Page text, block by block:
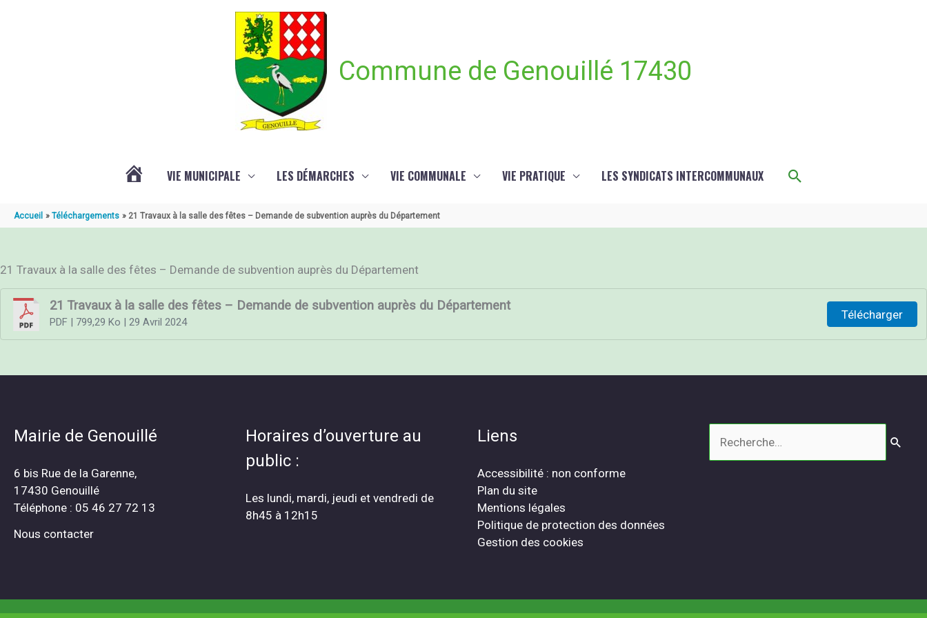
Commune de Genouillé 17430
GENOUILLÉ
VIE MUNICIPALE LES DÉMARCHES VIE COMMUNALE VIE PRATIQUE LES SYNDICATS INTERCOMMUNAUX Rechercher
Accueil Téléchargements 21 Travaux à la salle des fêtes – Demande de subvention auprès du Département
21 Travaux à la salle des fêtes – Demande de subvention auprès du Département
21 Travaux à la salle des fêtes – Demande de subvention auprès du Département
PDF| 799,29 Ko | 29 Avril 2024
Télécharger
Mairie de Genouillé
6 bis Rue de la Garenne,
17430 Genouillé
Téléphone : 05 46 27 72 13
Nous contacter
Horaires d’ouverture au
public :
Les lundi, mardi, jeudi et vendredi de
8h45 à 12h15
Liens
Accessibilité : non conforme
Plan du site
Mentions légales
Politique de protection des données
Gestion des cookies